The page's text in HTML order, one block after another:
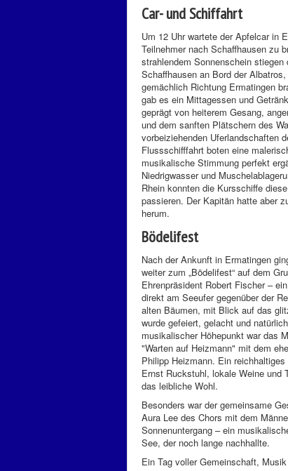
Car- und Schiffahrt
Um 12 Uhr wartete der Apfelcar in
Teilnehmer nach Schaffhausen zu
strahlendem Sonnenschein stiegen
Schaffhausen an Bord der
gemächlich Richtung Ermatingen
gab es ein Mittagessen und
geprägt von heiterem Gesang,
und dem sanften Plätschern des
vorbeiziehenden Uferlandschaften
Flussschifffahrt boten eine
musikalische Stimmung perfekt
Niedrigwasser und
Rhein konnten die Kursschiffe
passieren. Der Kapitän hatte aber
herum.
Bödelifest
Nach der Ankunft in Ermatingen
weiter zum „Bödelifest“ auf dem
Ehrenpräsident Robert Fischer –
direkt am Seeufer gegenüber der
alten Bäumen, mit Blick auf das
wurde gefeiert, gelacht und
musikalischer Höhepunkt war das
"Warten auf Heizmann" mit dem
Philipp Heizmann. Ein
Ernst Ruckstuhl, lokale Weine und
das leibliche Wohl.
Besonders war der gemeinsame
Aura Lee des Chors mit dem
Sonnenuntergang – ein
See, der noch lange nachhallte.
Ein Tag voller Gemeinschaft,